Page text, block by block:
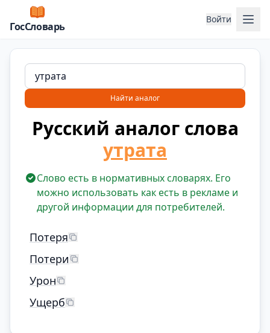
ГосСловарь
Войти
Найти аналог
Русский аналог слова
утрата
Слово есть в нормативных словарях. Его
можно использовать как есть в рекламе и
другой информации для потребителей.
Потеря
Потери
Урон
Ущерб